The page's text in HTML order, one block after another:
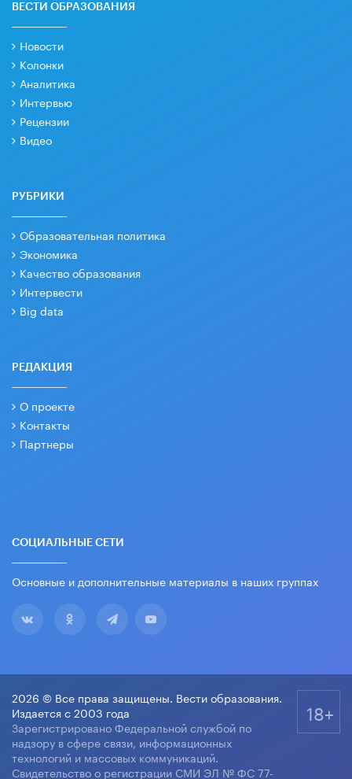
ВЕСТИ ОБРАЗОВАНИЯ
Новости
Колонки
Аналитика
Интервью
Рецензии
Видео
РУБРИКИ
Образовательная политика
Экономика
Качество образования
Интервести
Big data
РЕДАКЦИЯ
О проекте
Контакты
Партнеры
СОЦИАЛЬНЫЕ СЕТИ
Основные и дополнительные материалы в наших группах
2026 © Все права защищены. Вести образования.
Издается с 2003 года
Зарегистрировано Федеральной службой по
надзору в сфере связи, информационных
технологий и массовых коммуникаций.
Свидетельство о регистрации СМИ ЭЛ № ФС 77-
18+